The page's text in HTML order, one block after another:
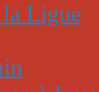
la Ligue